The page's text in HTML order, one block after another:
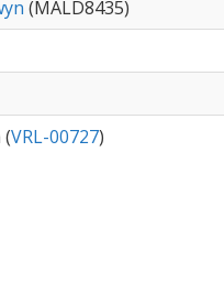
(MALD8435)
(VRL-00727)